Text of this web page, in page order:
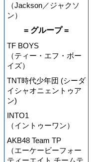
（Jackson／ジャクソ
ン）
= グループ =
TF BOYS
（ティー・エフ・ボー
イズ）
TNT時代少年団 (シーダ
イシャオニェントゥア
ン)
INTO1
（イントゥーワン）
AKB48 Team TP
（エーケービーフォー
ティーエイト チームテ